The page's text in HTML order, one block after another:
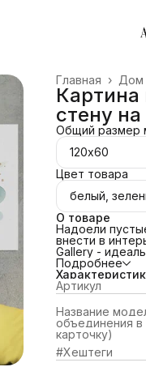
Дом
Главная ›
Картина
стену
Общий размер
120х60
Цвет товара
белый,
О товаре
Надоели
внести в
Gallery -
преображения
подобрать
картины по
ПОЧЕМУ
📌 Холст
📌Европейский
яркие краски).
📌Латексные
📌
Подробнее
Артикул
Название
объединения в
карточку)
#Хештеги